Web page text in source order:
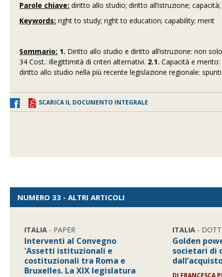
Parole chiave: diritto allo studio; diritto all’istruzione;
Keywords: right to study; right to education; capability; merit
Sommario: 1. Diritto allo studio e diritto all’istruzione: non
34 Cost.: illegittimità di criteri alternativi. 2.1. Capacità e
diritto allo studio nella più recente legislazione regionale:
SCARICA IL DOCUMENTO INTEGRALE
NUMERO 33 - ALTRI ARTICOLI
ITALIA - PAPER
Interventi al Convegno
'Assetti istituzionali e
costituzionali tra Roma e
Bruxelles. La XIX legislatura
ITALIA -
Golden
societari di
DI FRANCESCA